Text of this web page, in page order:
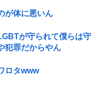
が体に悪いん
が守られて僕らは守
犯罪だからやん
ロタwww